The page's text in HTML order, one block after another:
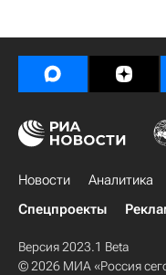
Новости Аналитика
Спецпроекты
Версия 2023.1 Beta
© 2026 МИА «Россия